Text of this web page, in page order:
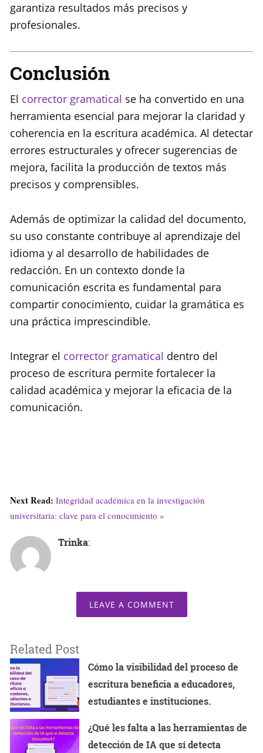
garantiza resultados más precisos y
profesionales.
Conclusión
El corrector gramatical se ha convertido en una
herramienta esencial para mejorar la claridad y
coherencia en la escritura académica. Al detectar
errores estructurales y ofrecer sugerencias de
mejora, facilita la producción de textos más
precisos y comprensibles.
Además de optimizar la calidad del documento,
su uso constante contribuye al aprendizaje del
idioma y al desarrollo de habilidades de
redacción. En un contexto donde la
comunicación escrita es fundamental para
compartir conocimiento, cuidar la gramática es
una práctica imprescindible.
Integrar el corrector gramatical dentro del
proceso de escritura permite fortalecer la
calidad académica y mejorar la eficacia de la
comunicación.
Next Read: Integridad académica en la investigación
universitaria: clave para el conocimiento »
Trinka:
LEAVE A COMMENT
Related Post
Cómo la visibilidad del proceso de
escritura beneficia a educadores,
estudiantes e instituciones.
¿Qué les falta a las herramientas de
detección de IA que sí detecta